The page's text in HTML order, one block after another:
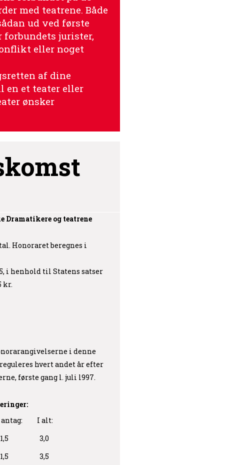
med teatrene. Både
ud ved første
jurister,
eller noget
af dine
en et teater eller
ønsker
Dramatikere og teatrene
Honoraret beregnes i
i henhold til Statens satser
kr.
i denne
hvert andet år efter
første gang l. juli l997.
I alt:
1,5
3,0
1,5
3,5